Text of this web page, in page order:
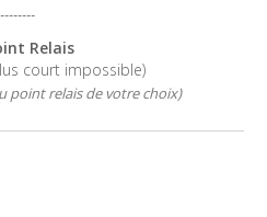
Relais
court impossible)
point relais de votre choix)